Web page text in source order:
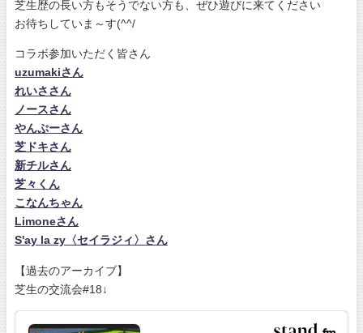
芝生歴の長い方もそうでない方も、ぜひ遊びに来てください
お待ちしていま～す(^^/
コラボ参加いただく皆さん
uzumakiさん
れいささん
ノースさん
やんぷーさん
芝ドキさん
新チルさん
芝々くん
こなんちゃん
Limoneさん
S'ay la zy〈セイラジィ〉さん
【過去のアーカイブ】
芝生の交流会#18↓